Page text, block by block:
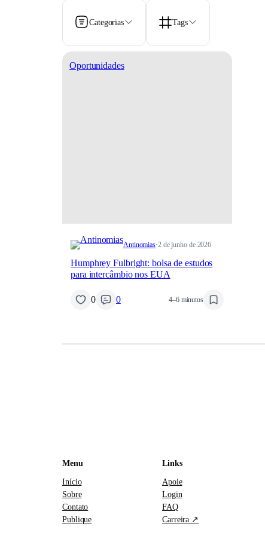
Categorias Tags
Oportunidades
Antinomias·2 de junho de 2026
Humphrey Fulbright: bolsa de estudos
para intercâmbio nos EUA
0 0 4–6 minutos
Menu
Início
Sobre
Contato
Publique
Links
Apoie
Login
FAQ
Carreira ↗